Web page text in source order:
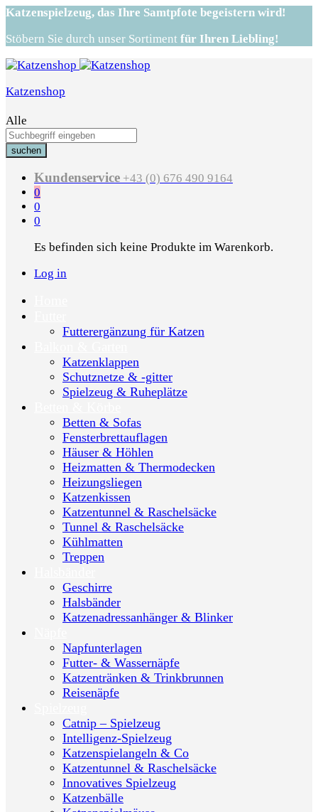
Katzenspielzeug, das Ihre Samtpfote begeistern wird!
Stöbern Sie durch unser Sortiment für Ihren Liebling!
Katzenshop
Alle
suchen
Kundenservice +43 (0) 676 490 9164
0
0
0
Es befinden sich keine Produkte im Warenkorb.
Log in
Futterergänzung für Katzen
Katzenklappen
Schutznetze & -gitter
Spielzeug & Ruheplätze
Betten & Sofas
Fensterbrettauflagen
Häuser & Höhlen
Heizmatten & Thermodecken
Heizungsliegen
Katzenkissen
Katzentunnel & Raschelsäcke
Tunnel & Raschelsäcke
Kühlmatten
Treppen
Geschirre
Halsbänder
Katzenadressanhänger & Blinker
Napfunterlagen
Futter- & Wassernäpfe
Katzentränken & Trinkbrunnen
Reisenäpfe
Catnip – Spielzeug
Intelligenz-Spielzeug
Katzenspielangeln & Co
Katzentunnel & Raschelsäcke
Innovatives Spielzeug
Katzenbälle